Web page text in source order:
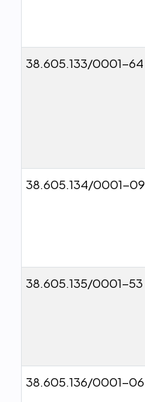
38.605.133/0001-64
38.605.134/0001-09
38.605.135/0001-53
38.605.136/0001-06